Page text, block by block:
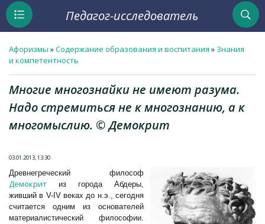
Педагог-исследователь
Афоризмы »Содержание образования и воспитания » Знания
и компетентность
Многие многознайки не имеют разума.
Надо стремиться не к многознанию, а к
многомыслию. © Демокрит
03.01.2013, 13:30
Древнегреческий философ
Демокрит из города Абдеры,
живший в V-IV веках до н.э., сегодня
считается одним из основателей
материалистический философии.